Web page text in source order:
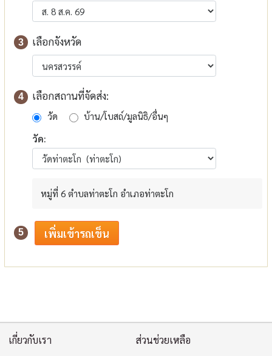
3 เลือกจังหวัด
4 เลือกสถานที่จัดส่ง:
วัด
บ้าน/โบสถ์/มูลนิธิ/อื่นๆ
วัด:
หมู่ที่ 6 ตำบลท่าตะโก อำเภอท่าตะโก
5
เกี่ยวกับเรา ส่วนช่วยเหลือ